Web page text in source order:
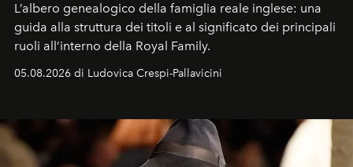
L’albero genealogico della famiglia reale inglese: una
guida alla struttura dei titoli e al significato dei principali
ruoli all’interno della Royal Family.
05.08.2026 di Ludovica Crespi-Pallavicini